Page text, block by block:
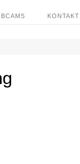
KONTAKT